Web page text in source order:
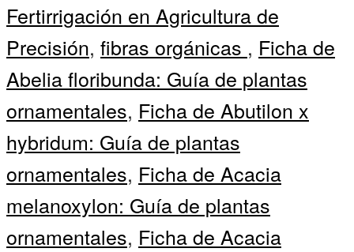
Fertirrigación en Agricultura de
Precisión, fibras orgánicas , Ficha de
Abelia floribunda: Guía de plantas
ornamentales, Ficha de Abutilon x
hybridum: Guía de plantas
ornamentales, Ficha de Acacia
melanoxylon: Guía de plantas
ornamentales, Ficha de Acacia